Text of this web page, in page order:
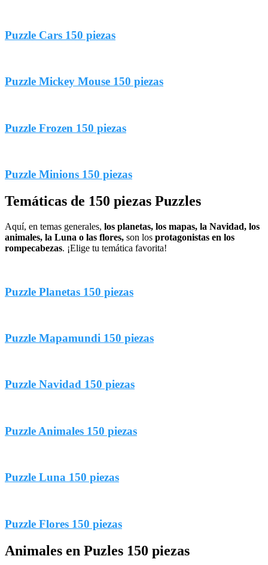
Puzzle Cars 150 piezas
Puzzle Mickey Mouse 150 piezas
Puzzle Frozen 150 piezas
Puzzle Minions 150 piezas
Temáticas de 150 piezas Puzzles
Aquí, en temas generales, los planetas, los mapas, la Navidad, los
animales, la Luna o las flores, son los protagonistas en los
rompecabezas. ¡Elige tu temática favorita!
Puzzle Planetas 150 piezas
Puzzle Mapamundi 150 piezas
Puzzle Navidad 150 piezas
Puzzle Animales 150 piezas
Puzzle Luna 150 piezas
Puzzle Flores 150 piezas
Animales en Puzles 150 piezas